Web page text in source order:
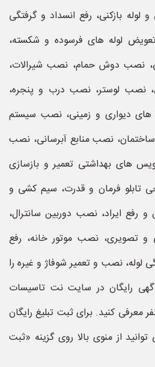
لوله بازکنی، رفع انسداد و گرفتگی
لوله های فرسوده و شکسته،
نصب دوش حمام، نصب شیرالات،
لوستر، نصب درب و پنجره،
های دیواری و زمینی، نصب سیستم
نصب منابع آبرسانی، نصب
های بهداشتی تعمیر و بازسازی
تابلو فرمان و قدرت، سیم کشی و
ایراد، نصب دوربین سانترال،
تصویری، نصب موتور خانه، رفع
لوله، نصب و تعمیر شوفاژ و غیره را
رایگان در سایت نت تاسیسات
معرفی کنید. برای ثبت تبلیغ رایگان
از منوی بالا روی گزینه «ثبت